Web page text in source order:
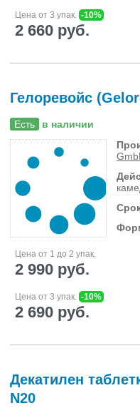
Цена от 3 упак. -10%
2 660 руб.
Гелоревойс
Есть в наличии
Цена от 1 до 2 упак.
2 990 руб.
Цена от 3 упак. -10%
2 690 руб.
Декатилен
N20